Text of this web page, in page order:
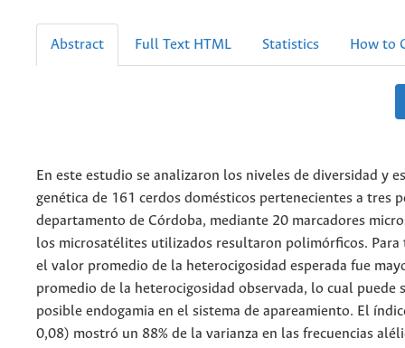
Abstract Full Text HTML Statistics How to
En este estudio se analizaron los niveles de diversidad y
genética de 161 cerdos domésticos pertenecientes a tres
departamento de Córdoba, mediante 20 marcadores
los microsatélites utilizados resultaron polimórficos.
el valor promedio de la heterocigosidad esperada fue
promedio de la heterocigosidad observada, lo cual puede
posible endogamia en el sistema de apareamiento. El
0,08) mostró un 88% de la varianza en las frecuencias